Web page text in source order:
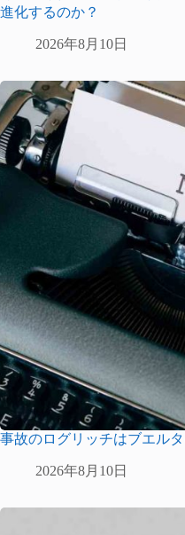
進化するのか？
2026年8月10日
事故のログリッチはブエル
2026年8月10日